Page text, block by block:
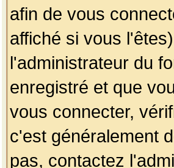
afin de vous
affiché si vous
l'administrateur du
enregistré et que
vous connecter,
c'est généralement
pas, contactez